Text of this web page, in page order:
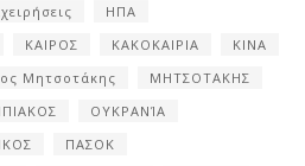
ΗΠΑ
ΚΑΙΡΟΣ ΚΑΚΟΚΑΙΡΙΑ
ΚΙΝΑ
Μητσοτάκης
ΜΗΤΣΟΤΑΚΗΣ
ΟΥΚΡΑΝΊΑ
ΠΑΣΟΚ